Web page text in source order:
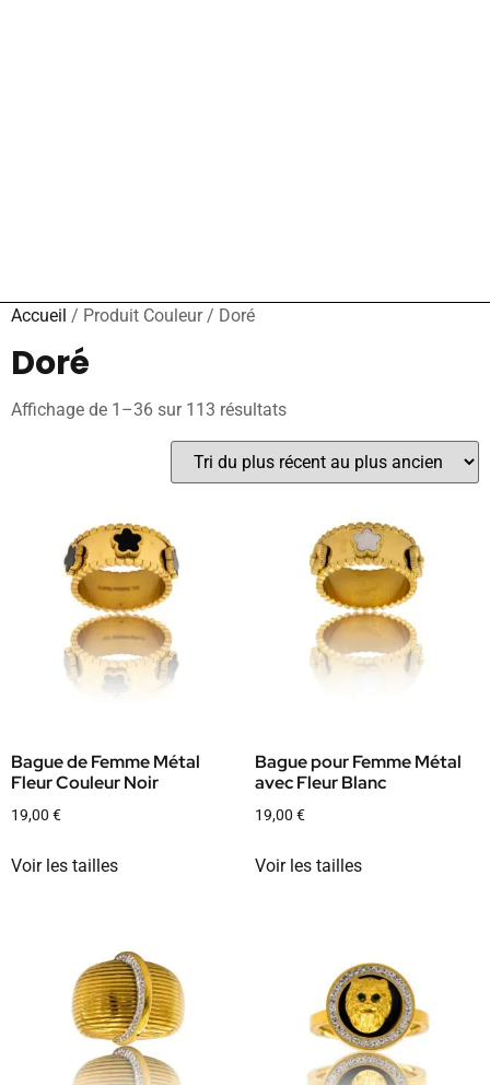
Accueil / Produit Couleur / Doré
Doré
Affichage de 1–36 sur 113 résultats
Bague de Femme Métal
Fleur Couleur Noir
19,00 €
Voir les tailles
Bague pour Femme Métal
avec Fleur Blanc
19,00 €
Voir les tailles